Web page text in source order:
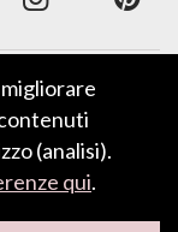
Credit/Debit Card.
(analisi).
qui.